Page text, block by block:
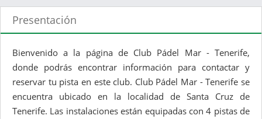
Presentación
Bienvenido a la página de Club Pádel Mar - Tenerife,
donde podrás encontrar información para contactar y
reservar tu pista en este club. Club Pádel Mar - Tenerife se
encuentra ubicado en la localidad de Santa Cruz de
Tenerife. Las instalaciones están equipadas con 4 pistas de